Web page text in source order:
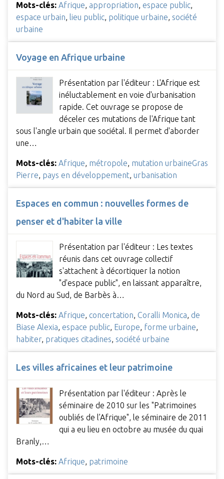
Mots-clés: Afrique, appropriation, espace public,
espace urbain, lieu public, politique urbaine, société
urbaine
Voyage en Afrique urbaine
Présentation par l'éditeur : L'Afrique est
inéluctablement en voie d'urbanisation
rapide. Cet ouvrage se propose de
déceler ces mutations de l'Afrique tant
sous l'angle urbain que sociétal. Il permet d'aborder
une…
Mots-clés: Afrique, métropole, mutation urbaineGras
Pierre, pays en développement, urbanisation
Espaces en commun : nouvelles formes de
penser et d'habiter la ville
Présentation par l'éditeur : Les textes
réunis dans cet ouvrage collectif
s'attachent à décortiquer la notion
"d'espace public", en laissant apparaître,
du Nord au Sud, de Barbès à…
Mots-clés: Afrique, concertation, Coralli Monica, de
Biase Alexia, espace public, Europe, forme urbaine,
habiter, pratiques citadines, société urbaine
Les villes africaines et leur patrimoine
Présentation par l'éditeur : Après le
séminaire de 2010 sur les "Patrimoines
oubliés de l’Afrique", le séminaire de 2011
qui a eu lieu en octobre au musée du quai
Branly,…
Mots-clés: Afrique patrimoine